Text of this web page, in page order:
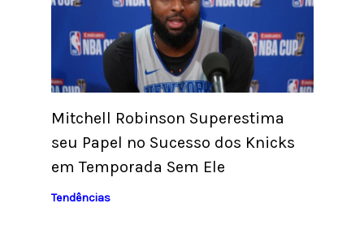
Mitchell Robinson Superestima
seu Papel no Sucesso dos Knicks
em Temporada Sem Ele
Tendências